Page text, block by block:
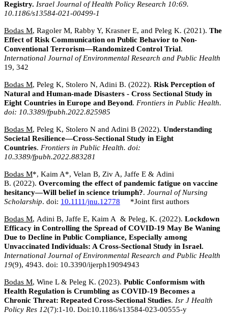
Registry. Israel Journal of Health Policy Research 10:69.
10.1186/s13584-021-00499-1
Bodas M, Ragoler M, Rabby Y, Krasner E, and Peleg K. (2021). The
Effect of Risk Communication on Public Behavior to Non-
Conventional Terrorism—Randomized Control Trial.
International Journal of Environmental Research and Public Health
19, 342
Bodas M, Peleg K, Stolero N, Adini B. (2022). Risk Perception of
Natural and Human-made Disasters - Cross Sectional Study in
Eight Countries in Europe and Beyond. Frontiers in Public Health.
doi: 10.3389/fpubh.2022.825985
Bodas M, Peleg K, Stolero N and Adini B (2022). Understanding
Societal Resilience—Cross-Sectional Study in Eight
Countries. Frontiers in Public Health. doi:
10.3389/fpubh.2022.883281
Bodas M*, Kaim A*, Velan B, Ziv A, Jaffe E & Adini
B. (2022). Overcoming the effect of pandemic fatigue on vaccine
hesitancy—Will belief in science triumph?. Journal of Nursing
Scholarship. doi: 10.1111/jnu.12778 *Joint first authors
Bodas M, Adini B, Jaffe E, Kaim A & Peleg, K. (2022). Lockdown
Efficacy in Controlling the Spread of COVID-19 May Be Waning
Due to Decline in Public Compliance, Especially among
Unvaccinated Individuals: A Cross-Sectional Study in Israel.
International Journal of Environmental Research and Public Health
19(9), 4943. doi: 10.3390/ijerph19094943
Bodas M, Wine L & Peleg K. (2023). Public Conformism with
Health Regulation is Crumbling as COVID-19 Becomes a
Chronic Threat: Repeated Cross-Sectional Studies. Isr J Health
Policy Res 12(7):1-10. Doi:10.1186/s13584-023-00555-y